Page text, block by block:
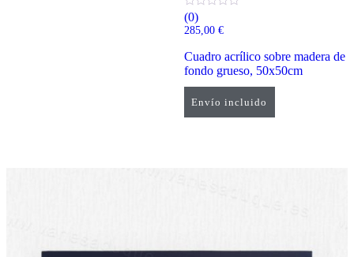
Envío incluido
(0)
285,00 €
Cuadro acrílico sobre madera de
fondo grueso, 50x50cm